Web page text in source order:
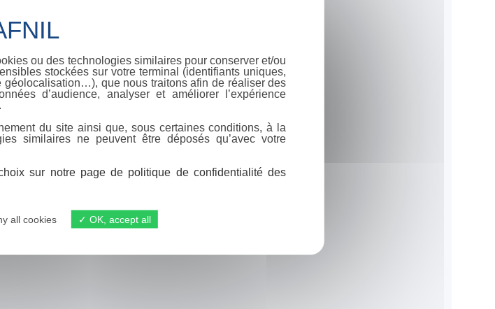
ou des technologies similaires pour conserver et/ou
stockées sur votre terminal (identifiants uniques,
géolocalisation…), que nous traitons afin de réaliser des
d’audience, analyser et améliorer l’expérience
du site ainsi que, sous certaines conditions, à la
similaires ne peuvent être déposés qu’avec votre
sur notre page de politique de confidentialité des
all cookies OK, accept all